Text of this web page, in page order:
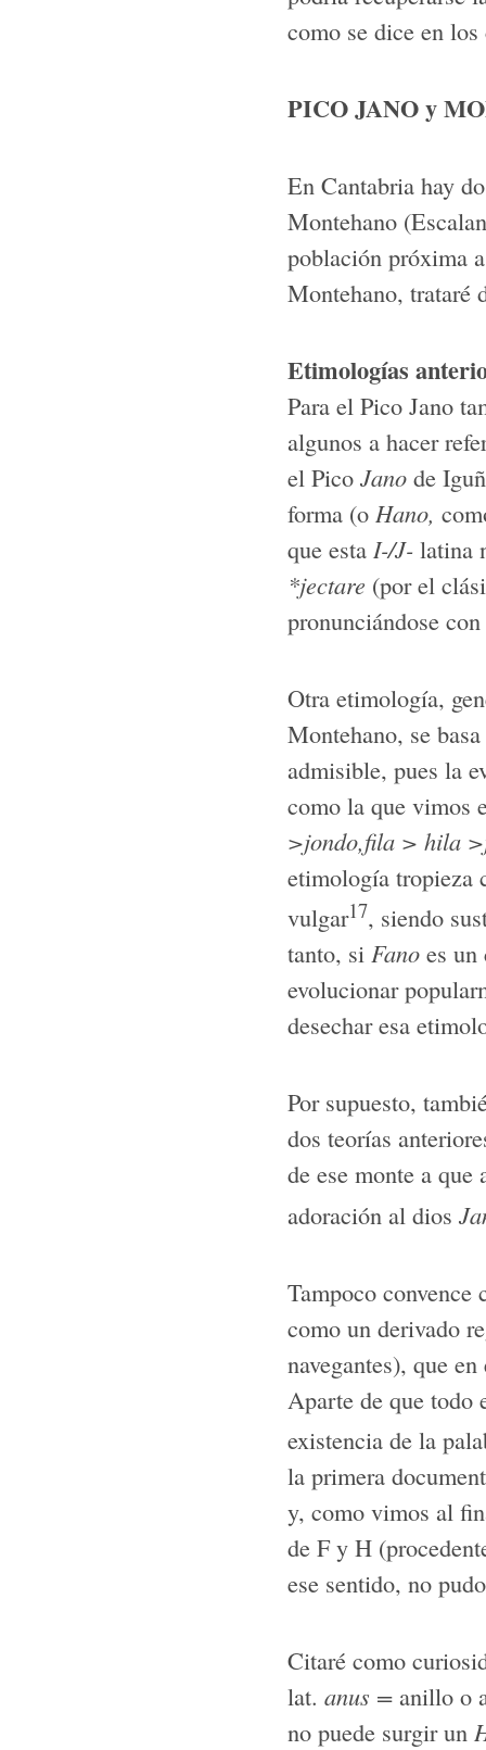
como se dice en
PICO JANO y
En Cantabria hay
Montehano
población próxima
Montehano, trataré
Etimologías
Para el Pico Jano
algunos a hacer
el Pico Jano de
forma (o Hano,
que esta I-/J- latina
*jectare (por el
pronunciándose
Otra etimología,
Montehano, se
admisible, pues la
como la que vimos
>jondo,fila > hila
etimología tropieza
vulgar17, siendo
tanto, si Fano es
evolucionar
desechar esa
Por supuesto,
dos teorías
de ese monte a
adoración al dios
Tampoco convence
como un derivado
navegantes), que
Aparte de que todo
existencia de la
la primera
y, como vimos al
de F y H
ese sentido, no
Citaré como
lat. anus = anillo o
no puede surgir un